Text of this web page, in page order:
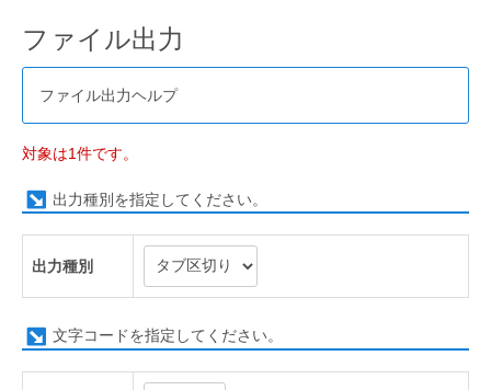
ファイル出力
ファイル出力ヘルプ
対象は1件です。
出力種別を指定してください。
出力種別
文字コードを指定してください。